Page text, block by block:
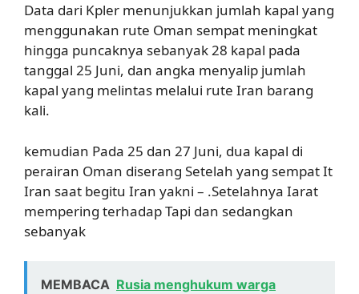
Data dari Kpler menunjukkan jumlah kapal yang
menggunakan rute Oman sempat meningkat
hingga puncaknya sebanyak 28 kapal pada
tanggal 25 Juni, dan angka menyalip jumlah
kapal yang melintas melalui rute Iran barang
kali.
kemudian Pada 25 dan 27 Juni, dua kapal di
perairan Oman diserang Setelah yang sempat It
Iran saat begitu Iran yakni – .Setelahnya Iarat
mempering terhadap Tapi dan sedangkan
sebanyak
MEMBACA Rusia menghukum warga